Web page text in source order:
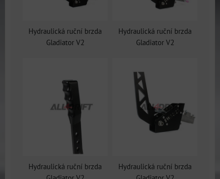
Hydraulická ruční brzda
Gladiator V2
Hydraulická ruční brzda
Gladiator V2
Hydraulická ruční brzda
Hydraulická ruční brzda